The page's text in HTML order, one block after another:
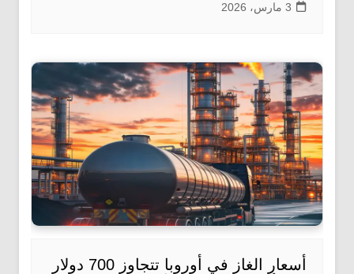
3 مارس، 2026
أسعار الغاز في أوروبا تتجاوز 700 دولار